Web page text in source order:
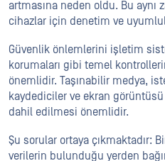
artmasına neden oldu. Bu aynı
cihazlar için denetim ve
Güvenlik önlemlerini işletim
korumaları gibi temel
önemlidir. Taşınabilir medya,
kaydediciler ve ekran
dahil edilmesi önemlidir.
Şu sorular ortaya çıkmaktadır:
verilerin bulunduğu yerden